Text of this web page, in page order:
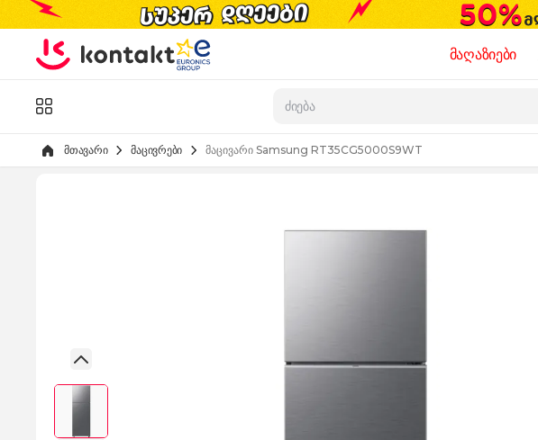
Skip to Content
მაღაზიები
მთავარი მაცივრები მაცივარი Samsung RT35CG5000S9WT